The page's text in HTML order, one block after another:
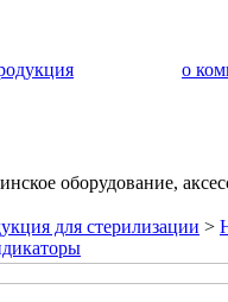
о
оборудование,
для стерилизации >